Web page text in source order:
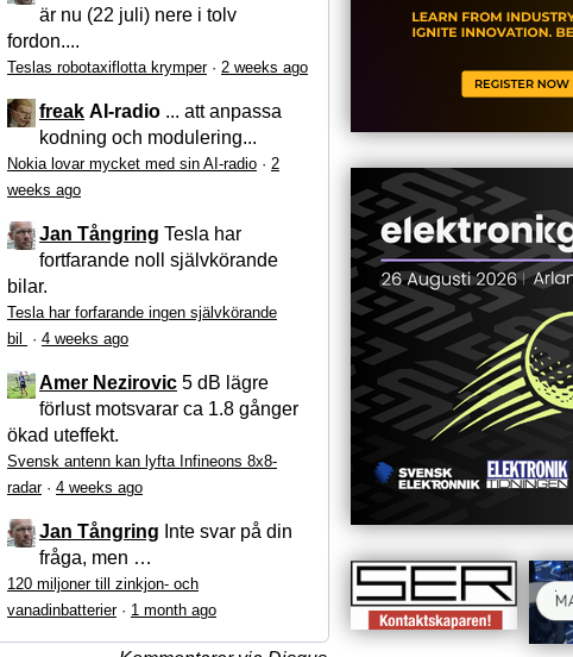
är nu (22 juli) nere i tolv
fordon....
Teslas robotaxiflotta krymper· 2 weeks ago
freak AI-radio ... att anpassa
kodning och modulering...
Nokia lovar mycket med sin AI-radio · 2
weeks ago
Jan Tångring Tesla har
fortfarande noll självkörande
bilar.
Tesla har forfarande ingen självkörande
bil
· 4 weeks ago
Amer Nezirovic 5 dB lägre
förlust motsvarar ca 1.8 gånger
ökad uteffekt.
Svensk antenn kan lyfta Infineons 8x8-
radar· 4 weeks ago
Jan Tångring Inte svar på din
fråga, men …
120 miljoner till zinkjon- och
vanadinbatterier· 1 month ago